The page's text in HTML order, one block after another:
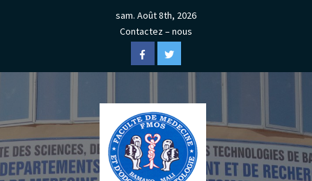
sam. Août 8th, 2026
Contactez – nous
FacebookTwitter